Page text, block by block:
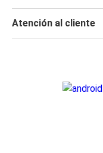
Atención al cliente